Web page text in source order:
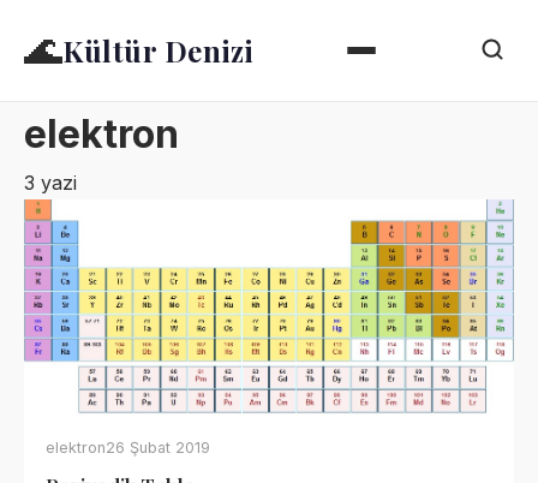
🌊Kültür Denizi
elektron
3 yazi
elektron26 Şubat 2019